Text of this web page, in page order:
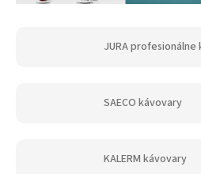
JURA profesionálne
SAECO kávovary
KALERM kávovary